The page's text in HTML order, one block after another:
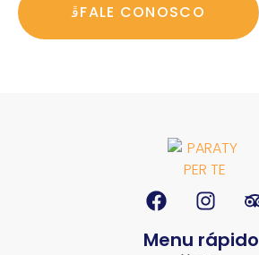
FALE CONOSCO
Menu rápido